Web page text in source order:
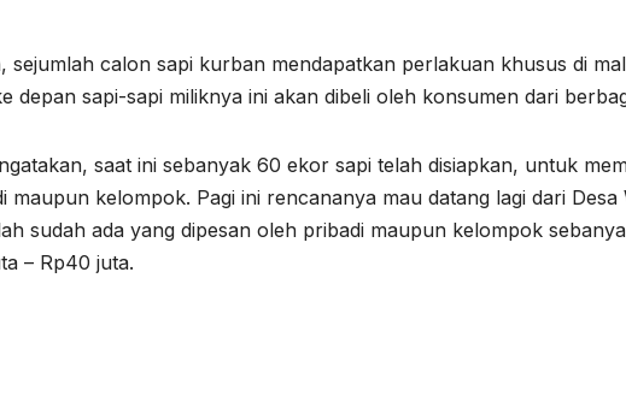
sejumlah calon sapi kurban mendapatkan perlakuan khusus di
depan sapi-sapi miliknya ini akan dibeli oleh konsumen dari
saat ini sebanyak 60 ekor sapi telah disiapkan, untuk
maupun kelompok. Pagi ini rencananya mau datang lagi dari Desa
sudah ada yang dipesan oleh pribadi maupun kelompok
– Rp40 juta.